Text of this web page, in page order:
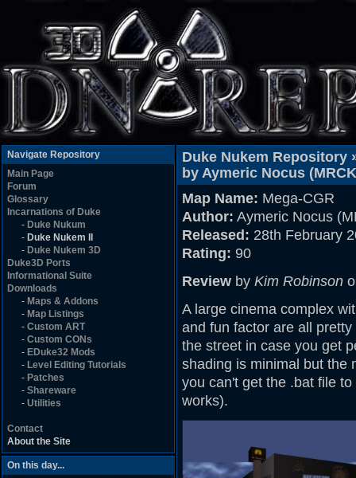
Navigate Repository
Main Page
Forum
Glossary
Incarnations of Duke
- Duke Nukum
- Duke Nukem II
- Duke Nukem 3D
Duke3D Ports
Informational Suite
Downloads
- Maps & Addons
- Map Listings
- Custom ART
- Custom CONs
- EDuke32 Mods
- Level Editing Tutorials
- Patches
- Shareware
- Utilities
Contact
About the Site
On this day...
Duke Nukem Repository
by Aymeric Nocus
Map Name: Mega-CGR
Author: Aymeric Nocus
Released: 28th February
Rating: 90
Review by Kim Robinson
A large cinema complex
and fun factor are all
the street in case you get
shading is minimal but the
you can't get the .bat file
works).